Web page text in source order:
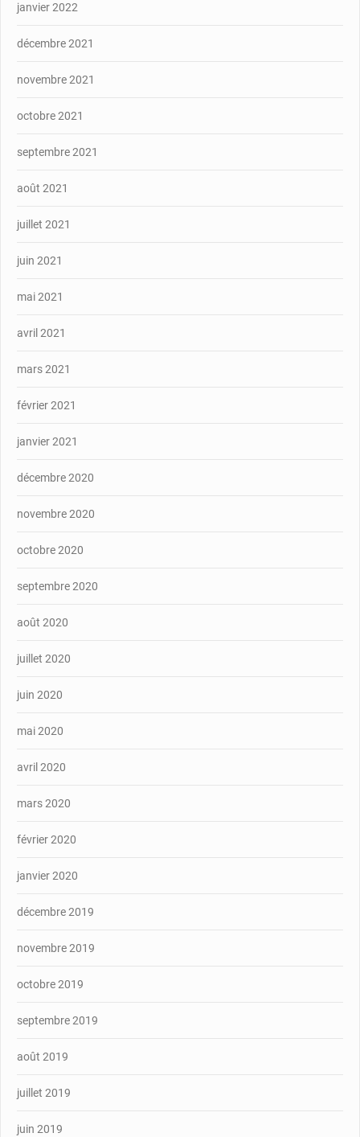
janvier 2022
décembre 2021
novembre 2021
octobre 2021
septembre 2021
août 2021
juillet 2021
juin 2021
mai 2021
avril 2021
mars 2021
février 2021
janvier 2021
décembre 2020
novembre 2020
octobre 2020
septembre 2020
août 2020
juillet 2020
juin 2020
mai 2020
avril 2020
mars 2020
février 2020
janvier 2020
décembre 2019
novembre 2019
octobre 2019
septembre 2019
août 2019
juillet 2019
juin 2019